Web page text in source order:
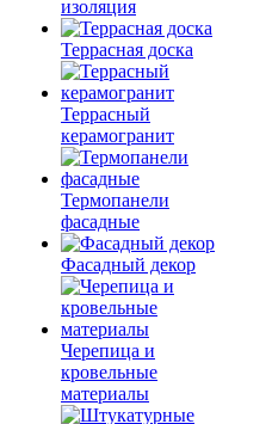
изоляция
Террасная доска
Террасный
керамогранит
Термопанели
фасадные
Фасадный декор
Черепица и
кровельные
материалы